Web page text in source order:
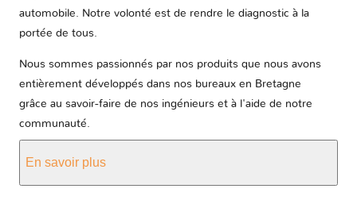
automobile. Notre volonté est de rendre le diagnostic à la
portée de tous.
Nous sommes passionnés par nos produits que nous avons
entièrement développés dans nos bureaux en Bretagne
grâce au savoir-faire de nos ingénieurs et à l'aide de notre
communauté.
En savoir plus